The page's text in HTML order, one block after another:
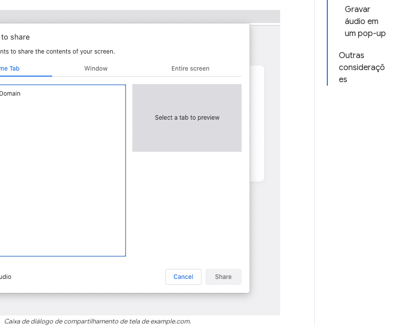
Gravar
áudio em
um pop-up
Outras
consideraçõ
es
Caixa de diálogo de compartilhamento de tela de example.com.